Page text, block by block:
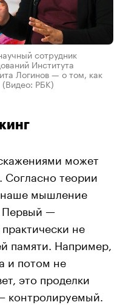
сотрудник
Института
Логинов — о том, как
(Видео: РБК)
может
Согласно теории
наше мышление
Первый —
не
памяти. Например,
и потом не
это проделки
контролируемый.